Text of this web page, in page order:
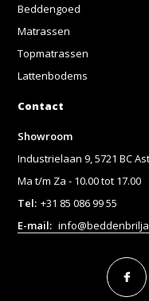
Beddengoed
Matrassen
Topmatrassen
Lattenbodems
Contact
Showroom
Industrielaan 9, 5721 BC
Ma t/m Za - 10.00 tot 17.00
Tel: +31 85 086 99 55
E-mail: